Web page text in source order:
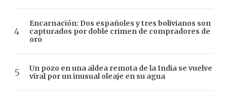
Encarnación: Dos españoles y tres bolivianos son
capturados por doble crimen de compradores de
oro
Un pozo en una aldea remota de la India se vuelve
viral por un inusual oleaje en su agua